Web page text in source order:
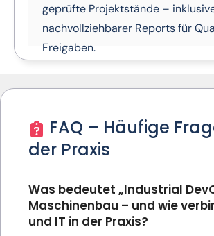
geprüfte Projektstände –
nachvollziehbarer Reports für
Freigaben.
FAQ – Häufige
der Praxis
Was bedeutet „Industrial
Maschinenbau – und wie
und IT in der Praxis?